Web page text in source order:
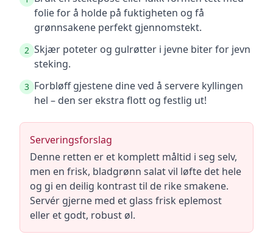
folie for å holde på fuktigheten og få
grønnsakene perfekt gjennomstekt.
2 Skjær poteter og gulrøtter i jevne biter for jevn
steking.
3 Forbløff gjestene dine ved å servere kyllingen
hel – den ser ekstra flott og festlig ut!
Serveringsforslag
Denne retten er et komplett måltid i seg selv,
men en frisk, bladgrønn salat vil løfte det hele
og gi en deilig kontrast til de rike smakene.
Servér gjerne med et glass frisk eplemost
eller et godt, robust øl.